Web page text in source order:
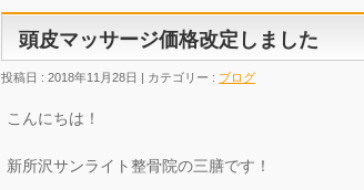
頭皮マッサージ価格改定しました
投稿日 : 2018年11月28日 | カテゴリー : ブログ
こんにちは！
新所沢サンライト整骨院の三膳です！